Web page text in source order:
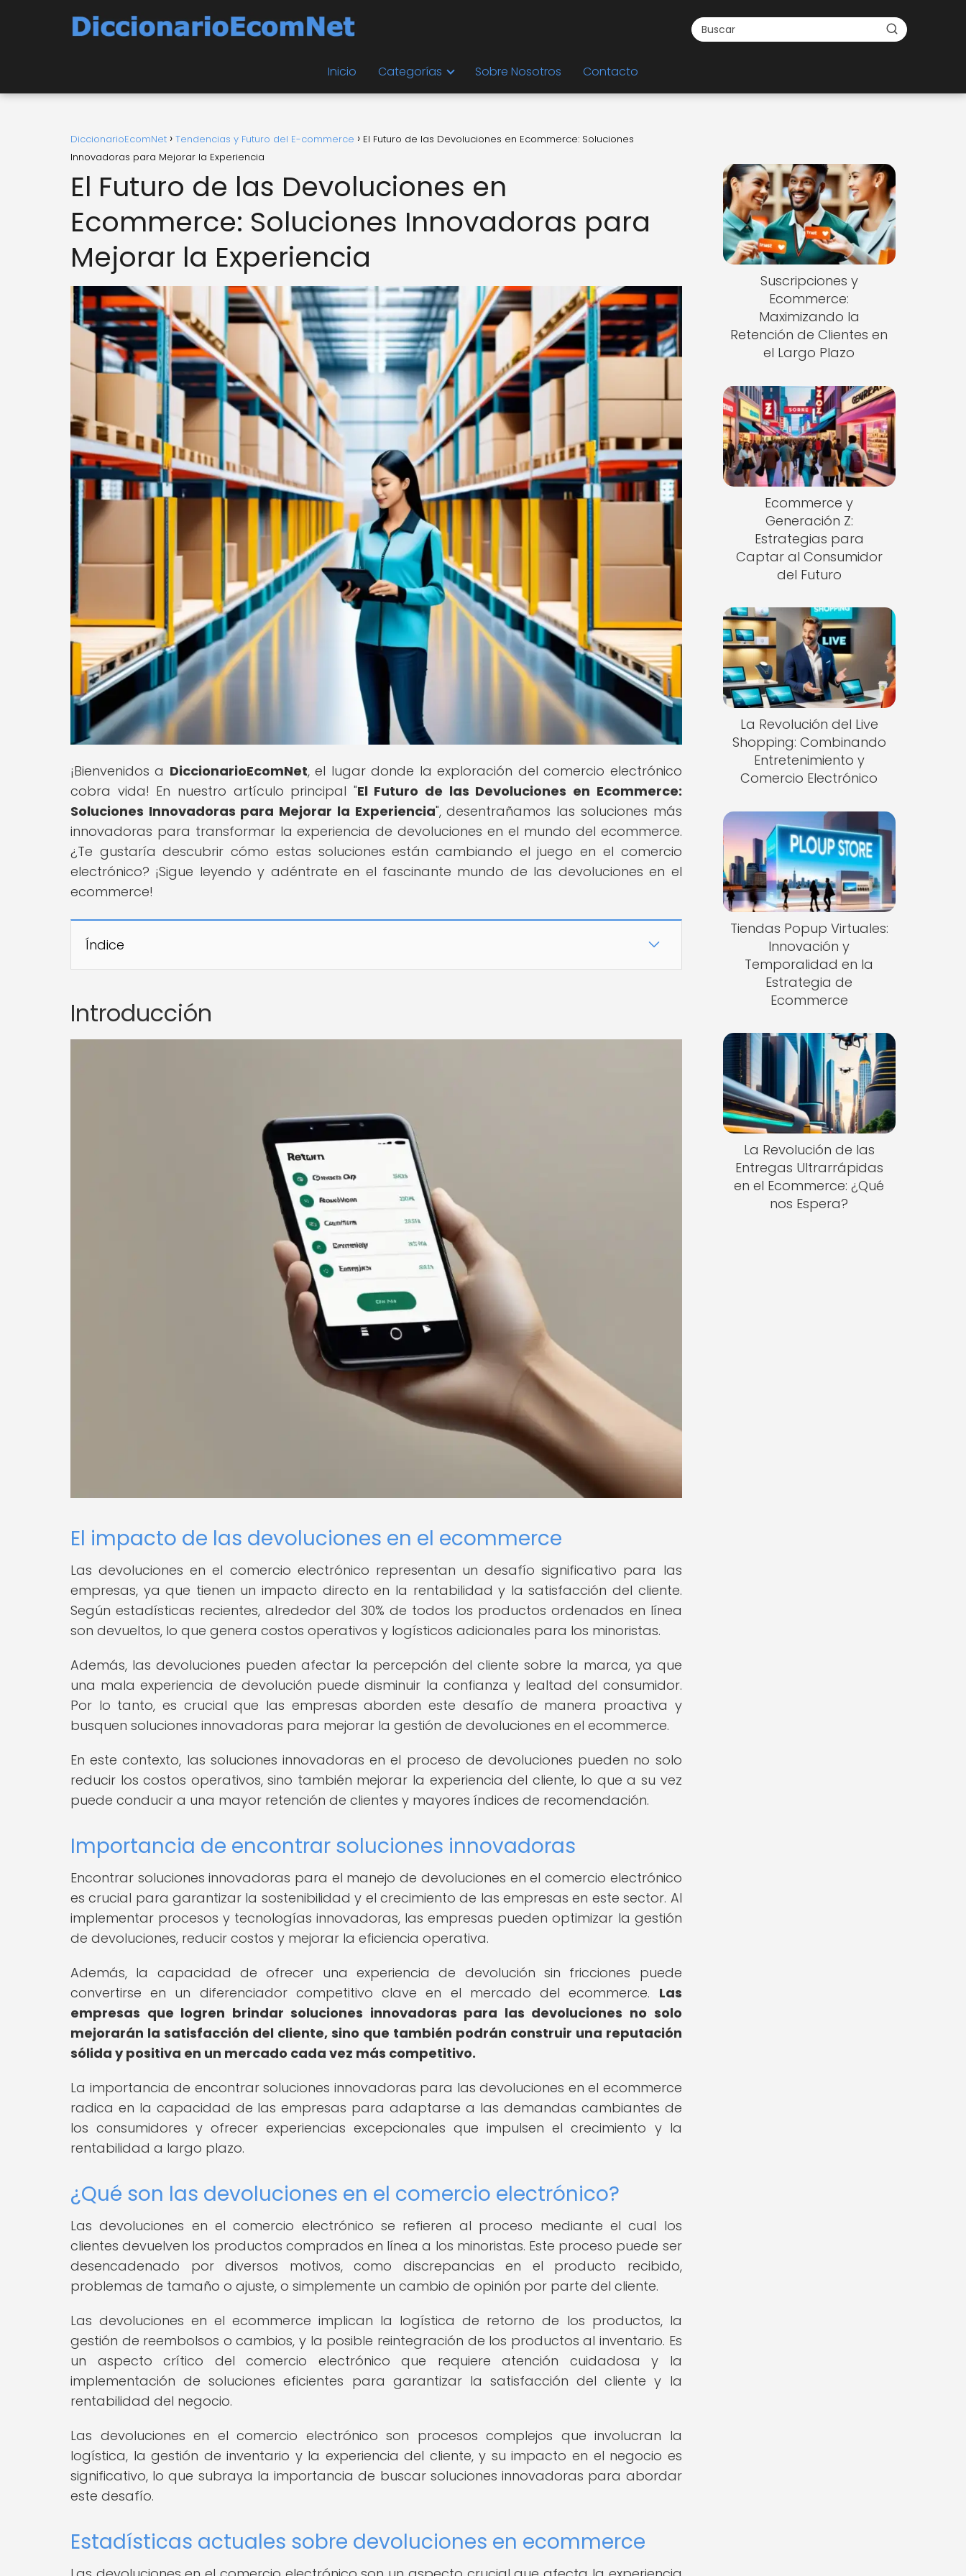
Inicio Categorías Sobre Nosotros Contacto
DiccionarioEcomNet Tendencias y Futuro del E-commerce
El Futuro de las Devoluciones en Ecommerce: Soluciones
Innovadoras para Mejorar la Experiencia
El Futuro de las Devoluciones en
Ecommerce: Soluciones Innovadoras para
Mejorar la Experiencia
¡Bienvenidos a DiccionarioEcomNet, el lugar donde la exploración del comercio electrónico
cobra vida! En nuestro artículo principal "El Futuro de las Devoluciones en Ecommerce:
Soluciones Innovadoras para Mejorar la Experiencia", desentrañamos las soluciones más
innovadoras para transformar la experiencia de devoluciones en el mundo del ecommerce.
¿Te gustaría descubrir cómo estas soluciones están cambiando el juego en el comercio
electrónico? ¡Sigue leyendo y adéntrate en el fascinante mundo de las devoluciones en el
ecommerce!
Índice
Introducción
El impacto de las devoluciones en el ecommerce
Las devoluciones en el comercio electrónico representan un desafío significativo para las
empresas, ya que tienen un impacto directo en la rentabilidad y la satisfacción del cliente.
Según estadísticas recientes, alrededor del 30% de todos los productos ordenados en línea
son devueltos, lo que genera costos operativos y logísticos adicionales para los minoristas.
Además, las devoluciones pueden afectar la percepción del cliente sobre la marca, ya que
una mala experiencia de devolución puede disminuir la confianza y lealtad del consumidor.
Por lo tanto, es crucial que las empresas aborden este desafío de manera proactiva y
busquen soluciones innovadoras para mejorar la gestión de devoluciones en el ecommerce.
En este contexto, las soluciones innovadoras en el proceso de devoluciones pueden no solo
reducir los costos operativos, sino también mejorar la experiencia del cliente, lo que a su vez
puede conducir a una mayor retención de clientes y mayores índices de recomendación.
Importancia de encontrar soluciones innovadoras
Encontrar soluciones innovadoras para el manejo de devoluciones en el comercio electrónico
es crucial para garantizar la sostenibilidad y el crecimiento de las empresas en este sector. Al
implementar procesos y tecnologías innovadoras, las empresas pueden optimizar la gestión
de devoluciones, reducir costos y mejorar la eficiencia operativa.
Además, la capacidad de ofrecer una experiencia de devolución sin fricciones puede
convertirse en un diferenciador competitivo clave en el mercado del ecommerce. Las
empresas que logren brindar soluciones innovadoras para las devoluciones no solo
mejorarán la satisfacción del cliente, sino que también podrán construir una reputación
sólida y positiva en un mercado cada vez más competitivo.
La importancia de encontrar soluciones innovadoras para las devoluciones en el ecommerce
radica en la capacidad de las empresas para adaptarse a las demandas cambiantes de
los consumidores y ofrecer experiencias excepcionales que impulsen el crecimiento y la
rentabilidad a largo plazo.
¿Qué son las devoluciones en el comercio electrónico?
Las devoluciones en el comercio electrónico se refieren al proceso mediante el cual los
clientes devuelven los productos comprados en línea a los minoristas. Este proceso puede ser
desencadenado por diversos motivos, como discrepancias en el producto recibido,
problemas de tamaño o ajuste, o simplemente un cambio de opinión por parte del cliente.
Las devoluciones en el ecommerce implican la logística de retorno de los productos, la
gestión de reembolsos o cambios, y la posible reintegración de los productos al inventario. Es
un aspecto crítico del comercio electrónico que requiere atención cuidadosa y la
implementación de soluciones eficientes para garantizar la satisfacción del cliente y la
rentabilidad del negocio.
Las devoluciones en el comercio electrónico son procesos complejos que involucran la
logística, la gestión de inventario y la experiencia del cliente, y su impacto en el negocio es
significativo, lo que subraya la importancia de buscar soluciones innovadoras para abordar
este desafío.
Estadísticas actuales sobre devoluciones en ecommerce
Suscripciones y
Ecommerce:
Maximizando la
Retención de Clientes en
el Largo Plazo
Ecommerce y
Generación Z:
Estrategias para
Captar al Consumidor
del Futuro
La Revolución del Live
Shopping: Combinando
Entretenimiento y
Comercio Electrónico
Tiendas Popup Virtuales:
Innovación y
Temporalidad en la
Estrategia de
Ecommerce
La Revolución de las
Entregas Ultrarrápidas
en el Ecommerce: ¿Qué
nos Espera?